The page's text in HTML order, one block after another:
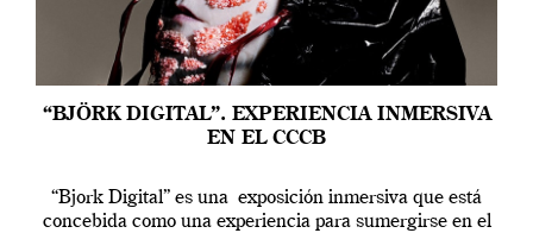
“BJÖRK DIGITAL”. EXPERIENCIA INMERSIVA
EN EL CCCB
“Bjork Digital” es una exposición inmersiva que está
concebida como una experiencia para sumergirse en el